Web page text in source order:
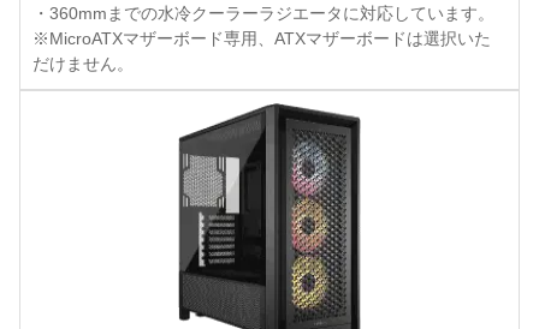
・360mmまでの水冷クーラーラジエータに対応しています。
※MicroATXマザーボード専用、ATXマザーボードは選択いた
だけません。